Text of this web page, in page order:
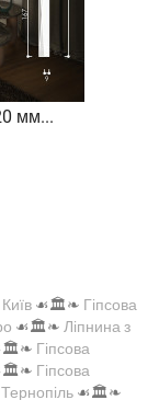
мм...
☙🏛️❧ Гіпсова
☙🏛️❧ Ліпнина з
Гіпсова
Гіпсова
☙🏛️❧